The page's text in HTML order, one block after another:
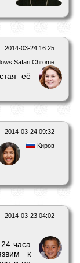
2014-03-24 16:25
Safari Chrome
её
2014-03-24 09:32
Киров
2014-03-23 04:02
часа
к